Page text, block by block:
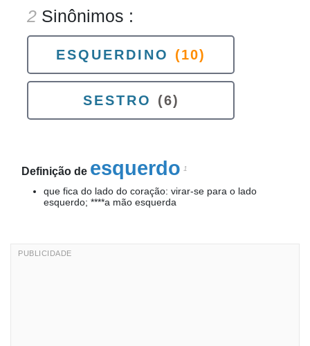
2 Sinônimos :
ESQUERDINO (10)
SESTRO (6)
Definição de esquerdo 1
que fica do lado do coração: virar-se para o lado
esquerdo; ****a mão esquerda